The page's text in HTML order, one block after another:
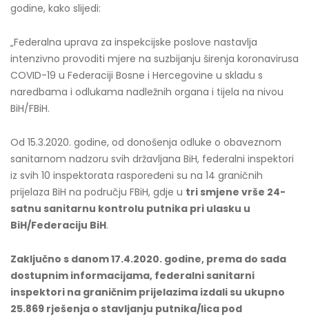
godine, kako slijedi:
„Federalna uprava za inspekcijske poslove nastavlja
intenzivno provoditi mjere na suzbijanju širenja koronavirusa
COVID-19 u Federaciji Bosne i Hercegovine u skladu s
naredbama i odlukama nadležnih organa i tijela na nivou
BiH/FBiH.
Od 15.3.2020. godine, od donošenja odluke o obaveznom
sanitarnom nadzoru svih državljana BiH, federalni inspektori
iz svih 10 inspektorata raspoređeni su na 14 graničnih
prijelaza BiH na području FBiH, gdje u tri smjene vrše 24-
satnu sanitarnu kontrolu putnika pri ulasku u
BiH/Federaciju BiH.
Zaključno s danom 17.4.2020. godine, prema do sada
dostupnim informacijama, federalni sanitarni
inspektori na graničnim prijelazima izdali su ukupno
25.869 rješenja o stavljanju putnika/lica pod